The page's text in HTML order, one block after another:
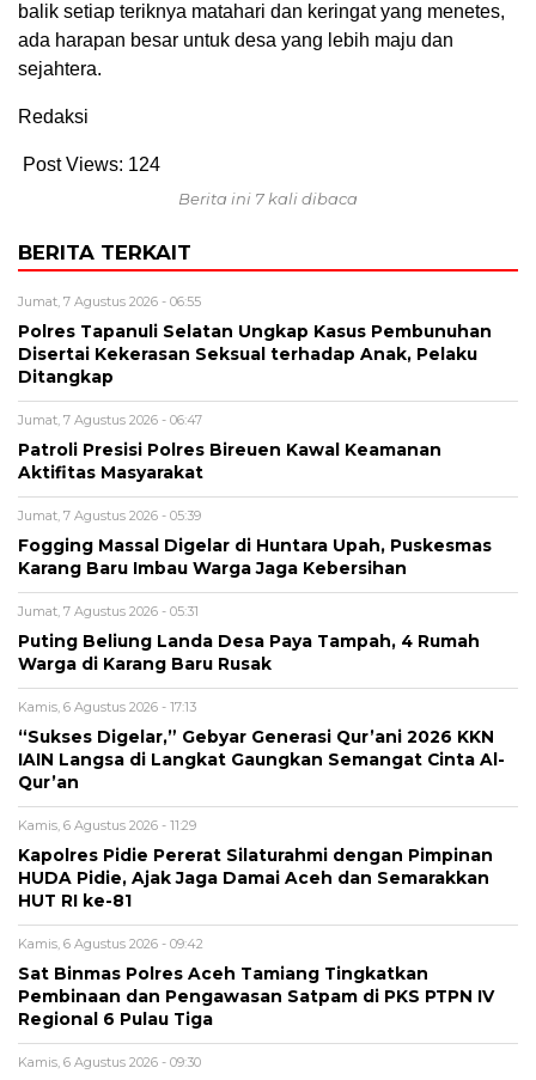
balik setiap teriknya matahari dan keringat yang menetes,
ada harapan besar untuk desa yang lebih maju dan
sejahtera.
Redaksi
Post Views: 124
Berita ini 7 kali dibaca
BERITA TERKAIT
Jumat, 7 Agustus 2026 - 06:55
Polres Tapanuli Selatan Ungkap Kasus Pembunuhan
Disertai Kekerasan Seksual terhadap Anak, Pelaku
Ditangkap
Jumat, 7 Agustus 2026 - 06:47
Patroli Presisi Polres Bireuen Kawal Keamanan
Aktifitas Masyarakat
Jumat, 7 Agustus 2026 - 05:39
Fogging Massal Digelar di Huntara Upah, Puskesmas
Karang Baru Imbau Warga Jaga Kebersihan
Jumat, 7 Agustus 2026 - 05:31
Puting Beliung Landa Desa Paya Tampah, 4 Rumah
Warga di Karang Baru Rusak
Kamis, 6 Agustus 2026 - 17:13
“Sukses Digelar,” Gebyar Generasi Qur’ani 2026 KKN
IAIN Langsa di Langkat Gaungkan Semangat Cinta Al-
Qur’an
Kamis, 6 Agustus 2026 - 11:29
Kapolres Pidie Pererat Silaturahmi dengan Pimpinan
HUDA Pidie, Ajak Jaga Damai Aceh dan Semarakkan
HUT RI ke-81
Kamis, 6 Agustus 2026 - 09:42
Sat Binmas Polres Aceh Tamiang Tingkatkan
Pembinaan dan Pengawasan Satpam di PKS PTPN IV
Regional 6 Pulau Tiga
Kamis, 6 Agustus 2026 - 09:30